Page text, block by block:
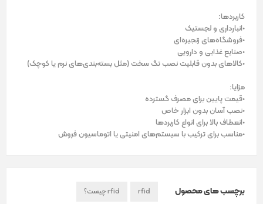
کاربردها:
•انبارداری و لجستیک
•فروشگاه‌های زنجیره‌ای
•صنایع غذایی و دارویی
•کالاهای بدون قابلیت نصب تگ سخت (مثل بسته‌بندی‌های نرم یا کوچک)
مزایا:
•قیمت پایین برای مصرف گسترده
•نصب آسان بدون ابزار خاص
•انعطاف بالا برای انواع کاربردها
•مناسب برای ترکیب با سیستم‌های امنیتی یا اتوماسیون فروش
برچسب های محصول rfid rfid چیست؟